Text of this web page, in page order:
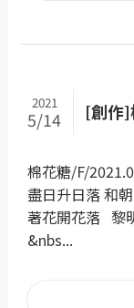
[創作
2021
5/14
棉花糖/F/
盡日升日落 和
著花開花落 黎
&nbs...